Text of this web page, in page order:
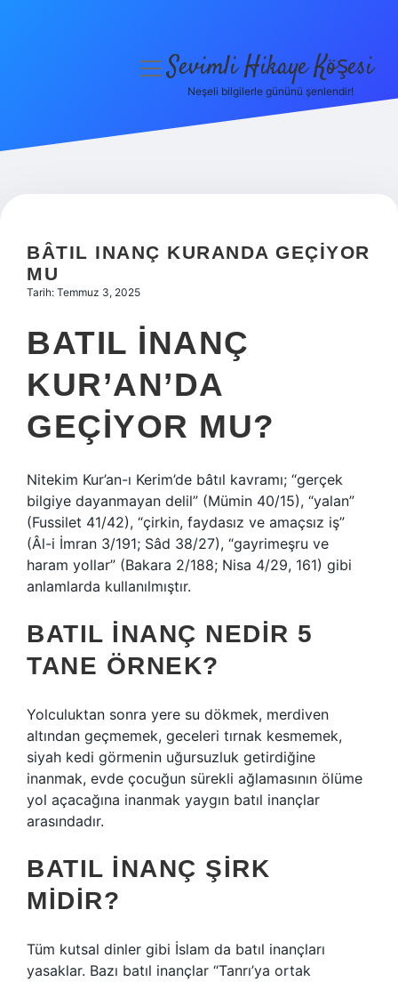
Hakkımızda
menüyüSevimli Hikaye Köşesi
Neşeli bilgilerle gününü şenlendir!
BÂTIL INANÇ KURANDA GEÇIYOR
MU
Tarih: Temmuz 3, 2025
BATIL INANÇ
KUR’AN’DA
GEÇIYOR MU?
Nitekim Kur’an-ı Kerim’de bâtıl kavramı; “gerçek
bilgiye dayanmayan delil” (Mümin 40/15), “yalan”
(Fussilet 41/42), “çirkin, faydasız ve amaçsız iş”
(Âl-i İmran 3/191; Sâd 38/27), “gayrimeşru ve
haram yollar” (Bakara 2/188; Nisa 4/29, 161) gibi
anlamlarda kullanılmıştır.
BATIL INANÇ NEDIR 5
TANE ÖRNEK?
Yolculuktan sonra yere su dökmek, merdiven
altından geçmemek, geceleri tırnak kesmemek,
siyah kedi görmenin uğursuzluk getirdiğine
inanmak, evde çocuğun sürekli ağlamasının ölüme
yol açacağına inanmak yaygın batıl inançlar
arasındadır.
BATIL INANÇ ŞIRK
MIDIR?
Tüm kutsal dinler gibi İslam da batıl inançları
yasaklar. Bazı batıl inançlar “Tanrı’ya ortak